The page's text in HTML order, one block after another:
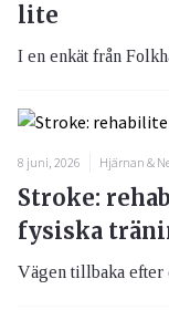
lite
I en enkät från
8 juni, 2026 Hjärnan &
Stroke:
fysiska
Vägen tillbaka efter